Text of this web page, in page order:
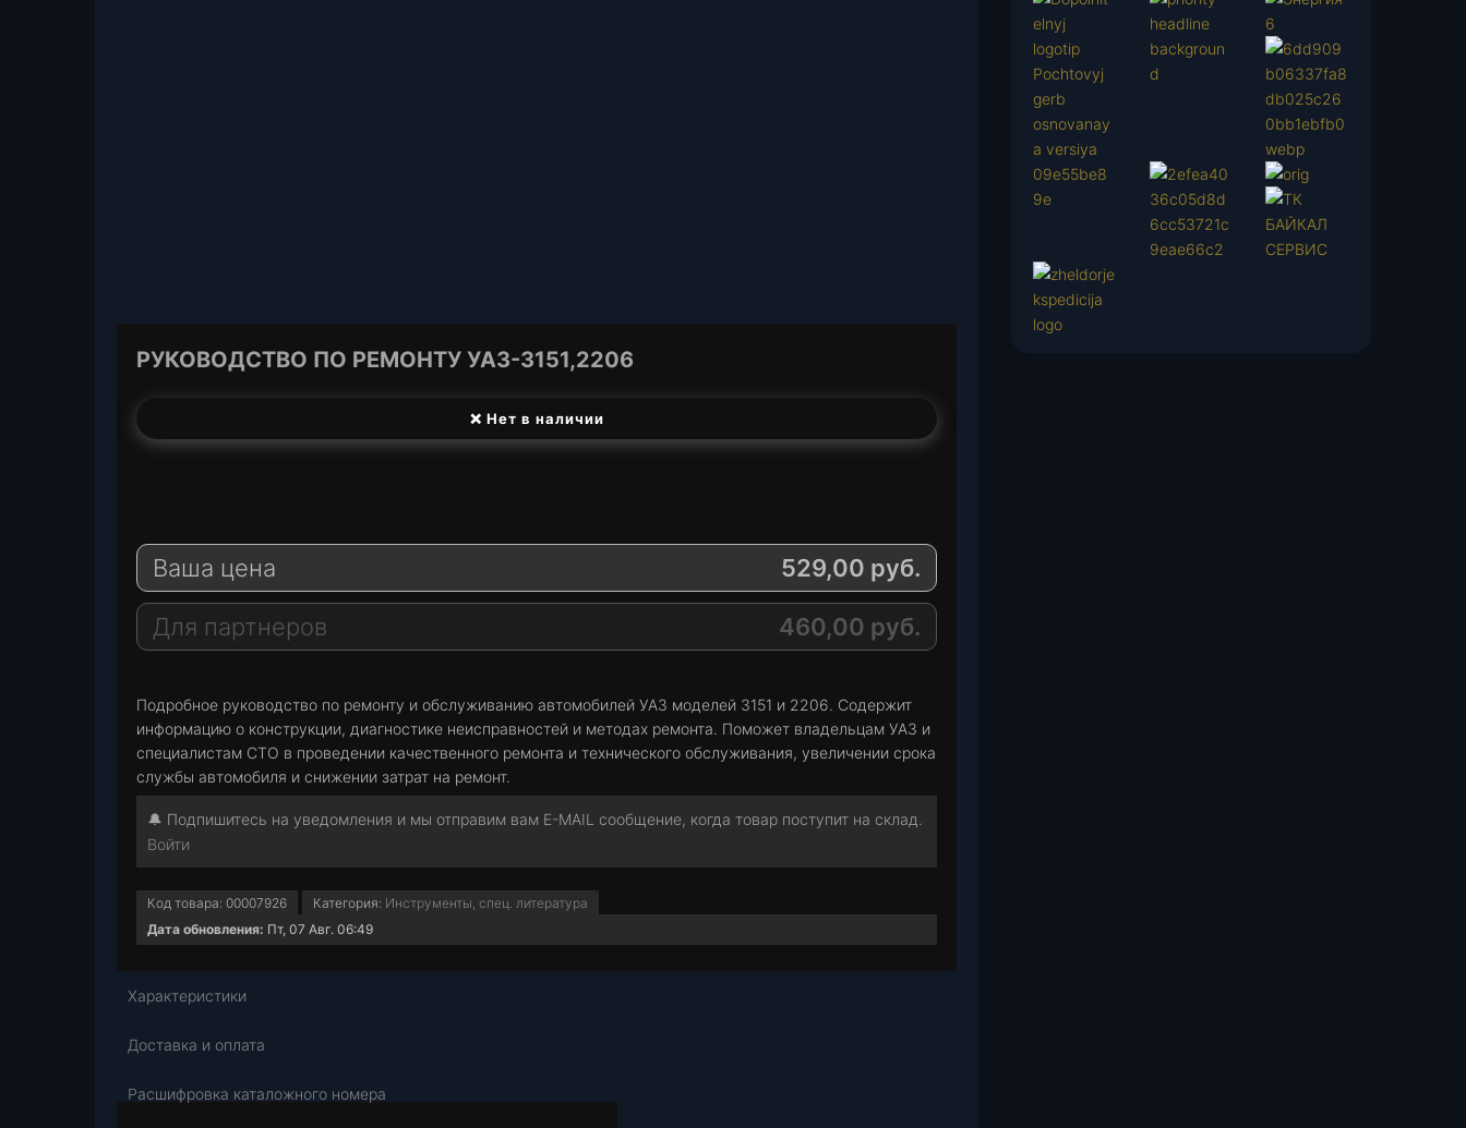
РУКОВОДСТВО ПО РЕМОНТУ УАЗ-3151,2206
❌ Нет в наличии
e
r
a
m
a
s
A
p
a
i
l
Ваша цена 529,00 руб.
Для партнеров 460,00 руб.
Подробное руководство по ремонту и обслуживанию автомобилей УАЗ моделей 3151 и 2206. Содержит
информацию о конструкции, диагностике неисправностей и методах ремонта. Поможет владельцам УАЗ и
специалистам СТО в проведении качественного ремонта и технического обслуживания, увеличении срока
службы автомобиля и снижении затрат на ремонт.
🔔 Подпишитесь на уведомления и мы отправим вам E-MAIL сообщение, когда товар поступит на склад.
Войти
Код товара: 00007926 Категория: Инструменты, спец. литература
Дата обновления: Пт, 07 Авг. 06:49
Характеристики
Доставка и оплата
Расшифровка каталожного номера